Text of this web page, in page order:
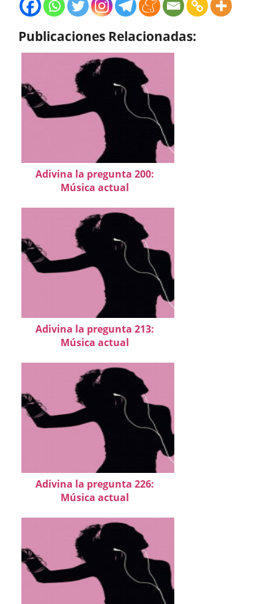
Publicaciones Relacionadas:
Adivina la pregunta 200:
Música actual
Adivina la pregunta 213:
Música actual
Adivina la pregunta 226:
Música actual